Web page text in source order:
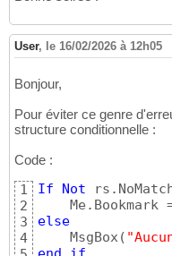
User, le 16/02/2026 à 12h05
Bonjour,
Pour éviter ce genre
structure conditionnelle :
Code :
1
2
3
4
If Not
else
    MsgBox
(